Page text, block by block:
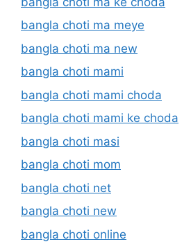
bangla choti ma meye
bangla choti ma new
bangla choti mami
bangla choti mami choda
bangla choti mami ke choda
bangla choti masi
bangla choti mom
bangla choti net
bangla choti new
bangla choti online